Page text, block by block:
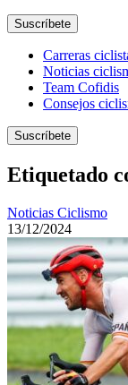
Suscríbete
Carreras
Noticias
Team Cofidis
Consejos
Suscríbete
Etiquetado
Noticias Ciclismo
13/12/2024